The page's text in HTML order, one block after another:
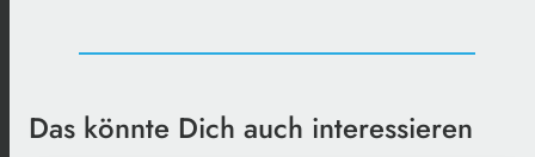
Das könnte Dich auch interessieren